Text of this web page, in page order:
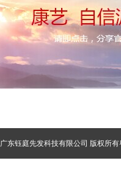
广东钰庭先发科技有限公司 版权所有